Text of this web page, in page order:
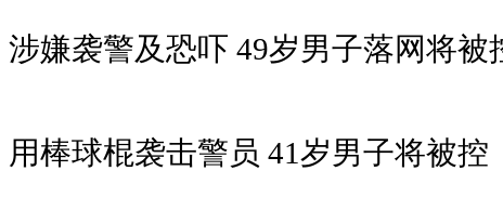
涉嫌袭警及恐吓 49岁男子落网将被
用棒球棍袭击警员 41岁男子将被控